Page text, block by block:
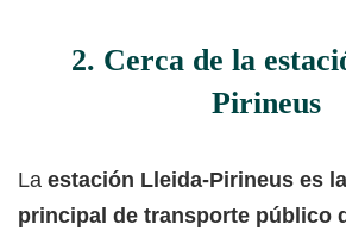
2. Cerca de la
Pirineus
La estación Lleida-Pirineus es
principal de transporte público